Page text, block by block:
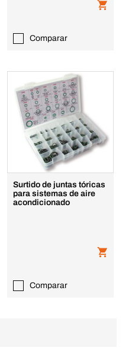
Comparar
Surtido de juntas tóricas
para sistemas de aire
acondicionado
Comparar